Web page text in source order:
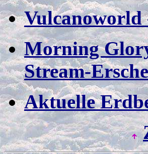
Vulcanoworld
Morning
Stream-
Aktuelle